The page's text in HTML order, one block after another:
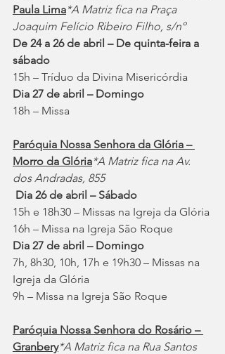
Paula Lima*A Matriz fica na Praça
Joaquim Felício Ribeiro Filho, s/nº
De 24 a 26 de abril – De quinta-feira a
sábado
15h – Tríduo da Divina Misericórdia
Dia 27 de abril – Domingo
18h – Missa
Paróquia Nossa Senhora da Glória –
Morro da Glória*A Matriz fica na Av.
dos Andradas, 855
Dia 26 de abril – Sábado
15h e 18h30 – Missas na Igreja da Glória
16h – Missa na Igreja São Roque
Dia 27 de abril – Domingo
7h, 8h30, 10h, 17h e 19h30 – Missas na
Igreja da Glória
9h – Missa na Igreja São Roque
Paróquia Nossa Senhora do Rosário –
Granbery*A Matriz fica na Rua Santos